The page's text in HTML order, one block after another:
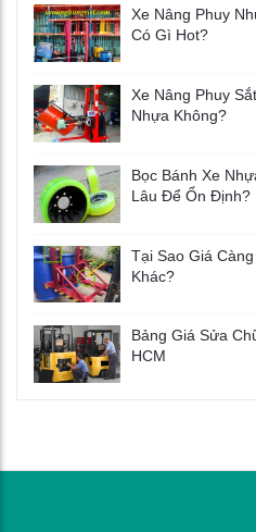
Xe Nâng Phuy
Có Gì Hot?
Xe Nâng Phuy
Nhựa Không?
Bọc Bánh Xe
Lâu Để Ổn Định?
Tại Sao Giá
Khác?
Bảng Giá Sửa
HCM